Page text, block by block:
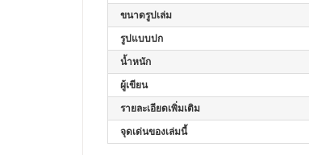
ขนาดรูปเล่ม
รูปแบบปก
น้ำหนัก
ผู้เขียน
รายละเอียดเพิ่มเติม
จุดเด่นของเล่มนี้